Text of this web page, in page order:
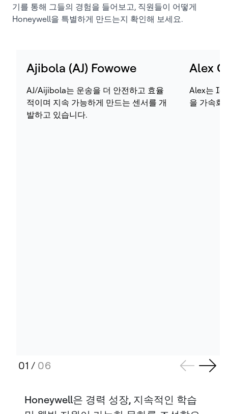
기를 통해 그들의 경험을 들어보고, 직원들이 어떻게
Honeywell을 특별하게 만드는지 확인해 보세요.
Ajibola (AJ) Fowowe
AJ/Aijibola는 운송을 더 안전하고 효율
적이며 지속 가능하게 만드는 센서를 개
발하고 있습니다.
Alex
Alex는
을 가속화
01 / 06
Honeywell은 경력 성장, 지속적인 학습